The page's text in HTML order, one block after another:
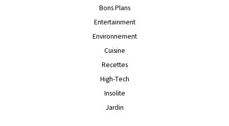
Bons Plans
Entertainment
Environnement
Cuisine
Recettes
High-Tech
Insolite
Jardin